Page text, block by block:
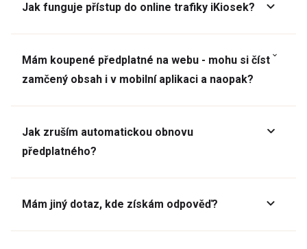
Jak funguje přístup do online trafiky iKiosek?
Mám koupené předplatné na webu - mohu si číst
zamčený obsah i v mobilní aplikaci a naopak?
Jak zruším automatickou obnovu
předplatného?
Mám jiný dotaz, kde získám odpověď?